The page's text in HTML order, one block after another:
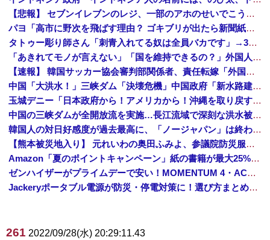
【悲報】 セブンイレブンのレジ、一部のアホのせいでこうなってしまう
パヨ「高市に野次を飛ばす理由？ ゴキブリが出たら新聞紙で叩くでしょ。それと同じで、人として当然の行動」
タトゥー彫り師さん「刺青入れてる奴は全員バカです」→30万再生ｗｗｗｗｗｗ
「あきれてモノが言えない」「国を維持できるの？」外国人の永住許可要件の厳格化で在日中国人の本音は？
【速報】 韓国サッカー協会審判部関係者、責任転嫁「外国人審判たちが先にマッサージを望んだ」
中国「大洪水！」三峡ダム「決壊危機」中国政府「新水路建設！（三峡新水路」現場職員「内部情報公開！（失踪」湖南省「三峡放流情報（画像」台風13号「三峡接近」→
玉城デニー「日本政府から！アメリカから！沖縄を取り戻す！」
中国の三峡ダムが全開放流を実施…長江流域で深刻な洪水被害！
韓国人の対日好感度が過去最高に、「ノージャパン」は終わった？＝ネット「中国より100倍いい」
【熊本被災地入り】 元れいわの奥田ふみよ、参議院防災服でお食事楽しむ写真投稿「同席者は笑顔にサムズアップ」
Amazon「夏のポイントキャンペーン」紙の書籍が最大25%ポイント還元 対象と条件を整理（2026年7月）
ゼンハイザーがプライムデーで安い！MOMENTUM 4・ACCENTUMなど対象モデルまとめ！
Jackeryポータブル電源が防災・停電対策に！選び方まとめ【プライムデー最終日】
261 2022/09/28(水) 20:29:11.43